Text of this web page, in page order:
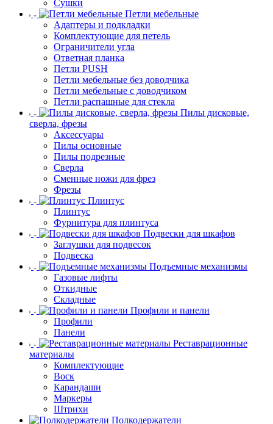
Сушки
Петли мебельные
Адаптеры и подкладки
Комплектующие для петель
Ограничители угла
Ответная планка
Петли PUSH
Петли мебельные без доводчика
Петли мебельные с доводчиком
Петли распашные для стекла
Пилы дисковые,
сверла, фрезы
Аксессуары
Пилы основные
Пилы подрезные
Сверла
Сменные ножи для фрез
Фрезы
Плинтус
Плинтус
Фурнитура для плинтуса
Подвески для шкафов
Заглушки для подвесок
Подвеска
Подъемные механизмы
Газовые лифты
Откидные
Складные
Профили и панели
Профили
Панели
Реставрационные
материалы
Комплектующие
Воск
Карандаши
Маркеры
Штрихи
Полкодержатели